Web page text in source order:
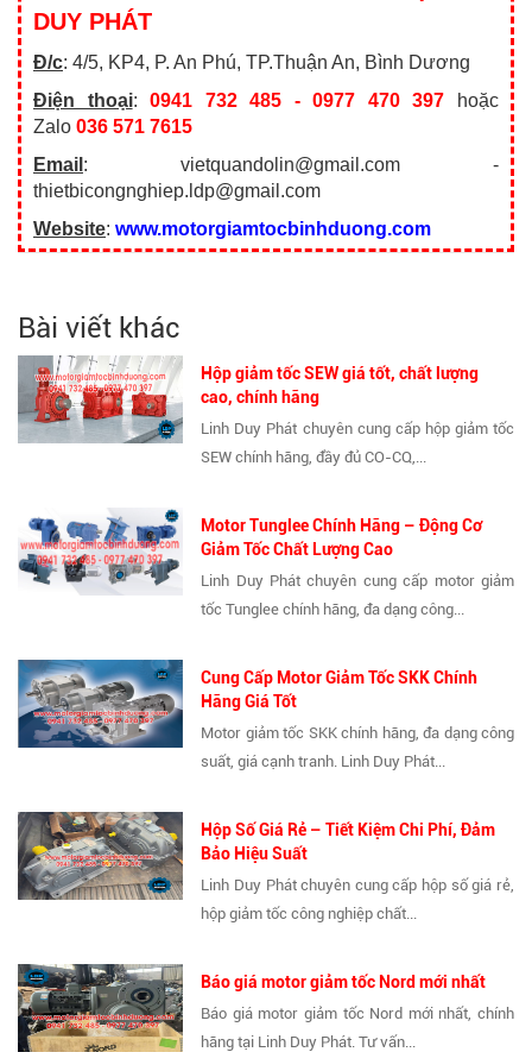
DUY PHÁT
Đ/c: 4/5, KP4, P. An Phú, TP.Thuận An, Bình Dương
Điện thoại:0941 732 485 - 0977 470 397 hoặc
Zalo 036 571 7615
Email : vietquandolin@gmail.com -
thietbicongnghiep.ldp@gmail.com
Website: www.motorgiamtocbinhduong.com
Bài viết khác
Hộp giảm tốc SEW giá tốt, chất lượng
cao, chính hãng
Linh Duy Phát chuyên cung cấp hộp giảm tốc
SEW chính hãng, đầy đủ CO-CQ,...
Motor Tunglee Chính Hãng – Động Cơ
Giảm Tốc Chất Lượng Cao
Linh Duy Phát chuyên cung cấp motor giảm
tốc Tunglee chính hãng, đa dạng công...
Cung Cấp Motor Giảm Tốc SKK Chính
Hãng Giá Tốt
Motor giảm tốc SKK chính hãng, đa dạng công
suất, giá cạnh tranh. Linh Duy Phát...
Hộp Số Giá Rẻ – Tiết Kiệm Chi Phí, Đảm
Bảo Hiệu Suất
Linh Duy Phát chuyên cung cấp hộp số giá rẻ,
hộp giảm tốc công nghiệp chất...
Báo giá motor giảm tốc Nord mới nhất
Báo giá motor giảm tốc Nord mới nhất, chính
hãng tại Linh Duy Phát. Tư vấn...